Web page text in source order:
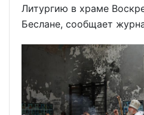
Литургию в храме
Беслане, сообщает